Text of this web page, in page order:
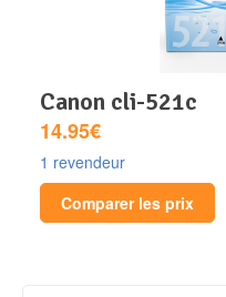
canon cli-521c
14.95€
1 revendeur
Comparer les prix